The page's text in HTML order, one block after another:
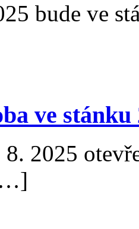
bude ve
ve stánku
8. 2025